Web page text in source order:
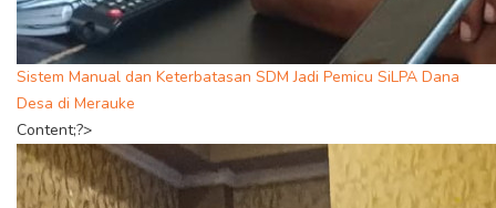
Sistem Manual dan Keterbatasan SDM Jadi Pemicu SiLPA Dana
Desa di Merauke
Content;?>